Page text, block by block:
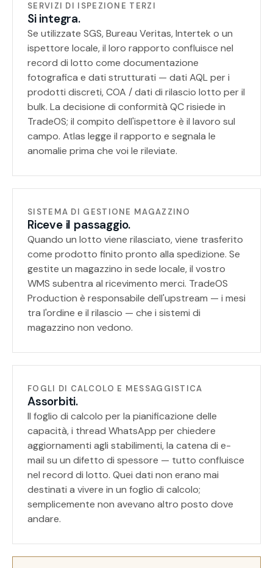
SERVIZI DI ISPEZIONE TERZI
Si integra.
Se utilizzate SGS, Bureau Veritas, Intertek o un
ispettore locale, il loro rapporto confluisce nel
record di lotto come documentazione
fotografica e dati strutturati — dati AQL per i
prodotti discreti, COA / dati di rilascio lotto per il
bulk. La decisione di conformità QC risiede in
TradeOS; il compito dell'ispettore è il lavoro sul
campo. Atlas legge il rapporto e segnala le
anomalie prima che voi le rileviate.
SISTEMA DI GESTIONE MAGAZZINO
Riceve il passaggio.
Quando un lotto viene rilasciato, viene trasferito
come prodotto finito pronto alla spedizione. Se
gestite un magazzino in sede locale, il vostro
WMS subentra al ricevimento merci. TradeOS
Production è responsabile dell'upstream — i mesi
tra l'ordine e il rilascio — che i sistemi di
magazzino non vedono.
FOGLI DI CALCOLO E MESSAGGISTICA
Assorbiti.
Il foglio di calcolo per la pianificazione delle
capacità, i thread WhatsApp per chiedere
aggiornamenti agli stabilimenti, la catena di e-
mail su un difetto di spessore — tutto confluisce
nel record di lotto. Quei dati non erano mai
destinati a vivere in un foglio di calcolo;
semplicemente non avevano altro posto dove
andare.